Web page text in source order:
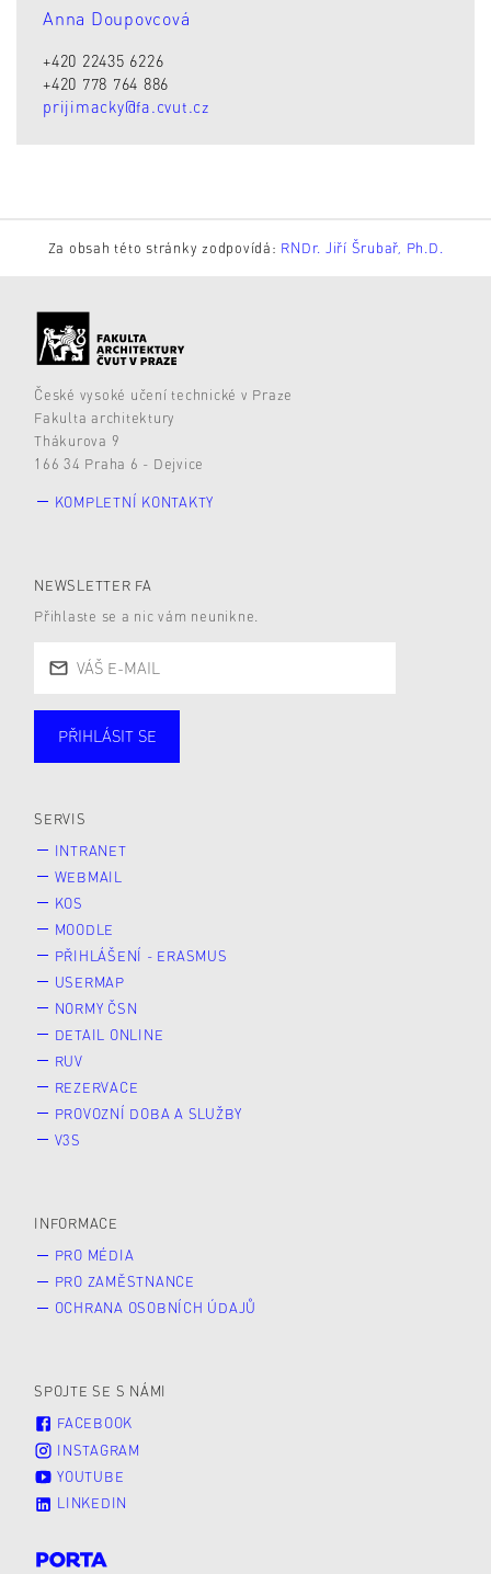
Anna Doupovcová
+420 22435 6226
+420 778 764 886
prijimacky@fa.cvut.cz
Za obsah této stránky zodpovídá: RNDr. Jiří Šrubař, Ph.D.
České vysoké učení technické v Praze
Fakulta architektury
Thákurova 9
166 34 Praha 6 - Dejvice
KOMPLETNÍ KONTAKTY
NEWSLETTER FA
Přihlaste se a nic vám neunikne.
PŘIHLÁSIT SE
SERVIS
INTRANET
WEBMAIL
KOS
MOODLE
PŘIHLÁŠENÍ - ERASMUS
USERMAP
NORMY ČSN
DETAIL ONLINE
RUV
REZERVACE
PROVOZNÍ DOBA A SLUŽBY
V3S
INFORMACE
PRO MÉDIA
PRO ZAMĚSTNANCE
OCHRANA OSOBNÍCH ÚDAJŮ
SPOJTE SE S NÁMI
FACEBOOK
INSTAGRAM
YOUTUBE
LINKEDIN